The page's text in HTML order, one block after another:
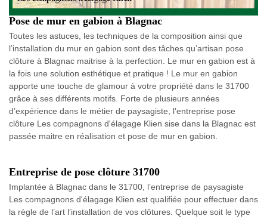
Pose de mur en gabion à Blagnac
Toutes les astuces, les techniques de la composition ainsi que
l’installation du mur en gabion sont des tâches qu’artisan pose
clôture à Blagnac maitrise à la perfection. Le mur en gabion est à
la fois une solution esthétique et pratique ! Le mur en gabion
apporte une touche de glamour à votre propriété dans le 31700
grâce à ses différents motifs. Forte de plusieurs années
d’expérience dans le métier de paysagiste, l’entreprise pose
clôture Les compagnons d'élagage Klien sise dans la Blagnac est
passée maitre en réalisation et pose de mur en gabion.
Entreprise de pose clôture 31700
Implantée à Blagnac dans le 31700, l’entreprise de paysagiste
Les compagnons d'élagage Klien est qualifiée pour effectuer dans
la règle de l’art l’installation de vos clôtures. Quelque soit le type